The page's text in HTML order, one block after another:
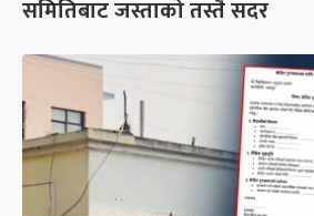
समितिबाट जस्ताको तस्तै सदर